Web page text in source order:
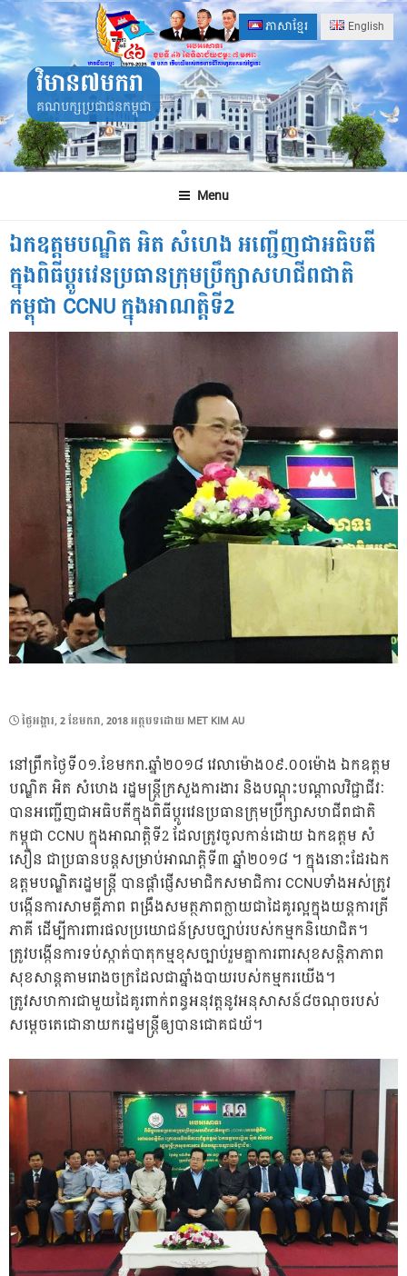
Skip
to
content
ភាសាខ្មែរ English
វិមាន៧មករា
គណបក្សប្រជាជនកម្ពុជា
Menu
ឯកឧត្តមបណ្ឌិត អិត សំហេង អញ្ជើញជាអធិបតី
ក្នុងពិធីប្តូរវេនប្រធានក្រុមប្រឹក្សាសហជីពជាតិ
កម្ពុជា CCNU ក្នុងអាណត្តិទី2
POSTED
ថ្ងៃ​អង្គារ, 2 ខែ​មករា, 2018អត្ថបទដោយ MET KIM AU
នៅព្រឹកថ្ងៃទី០១.ខែមករា.ឆ្នាំ២០១៨ វេលាម៉ោង០៩.០០ម៉ោង ឯកឧត្តម
បណ្ឌិត អិត សំហេង រដ្ឋមន្ត្រីក្រសួងការងារ និងបណ្តុះបណ្តាលវិជ្ជាជីវៈ
បានអញ្ជើញជាអធិបតីក្នុងពិធីប្តូរវេនប្រធានក្រុមប្រឹក្សាសហជីពជាតិ
កម្ពុជា CCNU ក្នុងអាណត្តិទី2 ដែលត្រូវចូលកាន់ដោយ ឯកឧត្តម សំ
សឿន ជាប្រធានបន្តសម្រាប់អាណត្តិទី៣ ឆ្នាំ២០១៨ ។ ក្នុងនោះដែរឯក
ឧត្តមបណ្ឌិតរដ្ឋមន្ត្រី បានផ្តាំផ្ញើសមាជិកសមាជិការ CCNUទាំងអស់ត្រូវ
បង្កើនការសាមគ្គីភាព​ ពង្រឹងសមត្ថភាព​ក្លាយជាដៃគូរល្អក្នុងយន្តការត្រី
ភាគី​ ដើម្បីការពារផលប្រយោជន៍ស្របច្បាប់របស់កម្មកនិយោជិត។
ត្រូវបង្កើនការទប់ស្កាត់បាតុកម្មខុសច្បាប់រួមគ្នាការពារសុខសន្តិភាភាព
សុខសាន្តតាមរោងចក្រដែលជាឆ្នាំងបាយរបស់កម្មករយើង។
ត្រូវសហការជាមួយដៃគូរពាក់ពន្ធអនុវត្តនូវអនុសាសន៍៨ចណុចរបស់
សម្ដេចតេជោនាយករដ្ឋមន្រ្តីឲ្យបានជោគជយ័។